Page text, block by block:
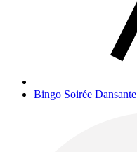
Bingo Soirée Dansante